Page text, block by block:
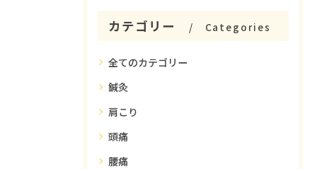
カテゴリー Categories
全てのカテゴリー
鍼灸
肩こり
頭痛
腰痛